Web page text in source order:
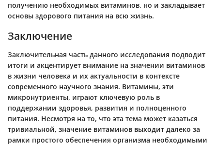
получению необходимых витаминов, но и закладывает
основы здорового питания на всю жизнь.
Заключение
Заключительная часть данного исследования подводит
итоги и акцентирует внимание на значении витаминов
в жизни человека и их актуальности в контексте
современного научного знания. Витамины, эти
микронутриенты, играют ключевую роль в
поддержании здоровья, развития и полноценного
питания. Несмотря на то, что эта тема может казаться
тривиальной, значение витаминов выходит далеко за
рамки простого обеспечения организма необходимыми